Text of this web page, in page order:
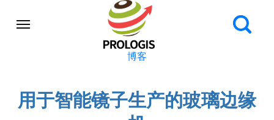
博客
用于智能镜子生产的玻璃边缘